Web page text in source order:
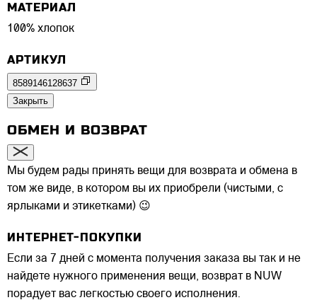
МАТЕРИАЛ
100% хлопок
АРТИКУЛ
8589146128637
Закрыть
ОБМЕН И ВОЗВРАТ
Мы будем рады принять вещи для возврата и обмена в
том же виде, в котором вы их приобрели (чистыми, с
ярлыками и этикетками) 😉
ИНТЕРНЕТ-ПОКУПКИ
Если за 7 дней с момента получения заказа вы так и не
найдете нужного применения вещи, возврат в NUW
порадует вас легкостью своего исполнения.